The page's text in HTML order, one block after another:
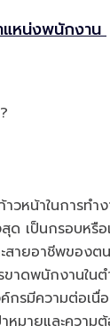
แหน่งพนักงาน
วหน้าในการท
ด เป็นกรอบห
สายอาชีพของ
าดพนักงานใ
มีความต่อเนื่อ
หมายและความ